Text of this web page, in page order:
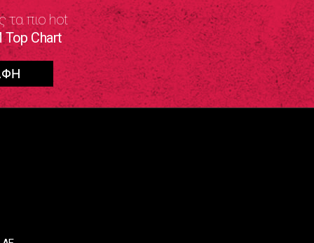
τα πιο hot
Top Chart